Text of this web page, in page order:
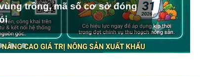
trồng, mã số cơ sở đóng